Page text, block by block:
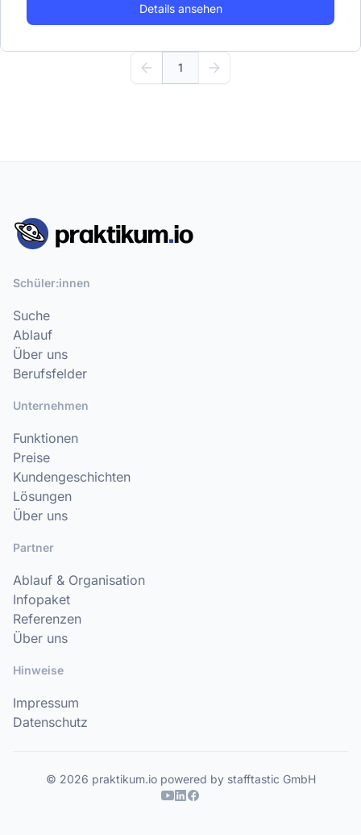
Details ansehen
1
Schüler:innen
Suche
Ablauf
Über uns
Berufsfelder
Unternehmen
Funktionen
Preise
Kundengeschichten
Lösungen
Über uns
Partner
Ablauf & Organisation
Infopaket
Referenzen
Über uns
Hinweise
Impressum
Datenschutz
© 2026 praktikum.io powered by stafftastic GmbH